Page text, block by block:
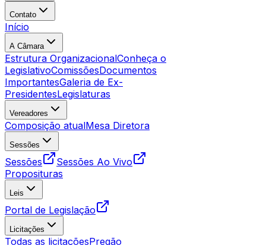
Contato
Início
A Câmara
Estrutura OrganizacionalConheça o
LegislativoComissõesDocumentos
ImportantesGaleria de Ex-
PresidentesLegislaturas
Vereadores
Composição atualMesa Diretora
Sessões
Sessões
Sessões Ao Vivo
Proposituras
Leis
Portal de Legislação
Licitações
Todas as licitaçõesPregão